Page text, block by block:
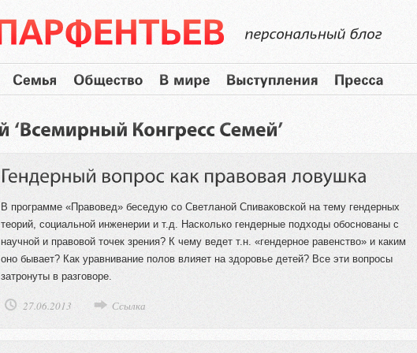
В программе «Правовед» беседую со Светланой Спиваковской на тему гендерных
теорий, социальной инженерии и т.д. Насколько гендерные подходы обоснованы с
научной и правовой точек зрения? К чему ведет т.н. «гендерное равенство» и каким
оно бывает? Как уравнивание полов влияет на здоровье детей? Все эти вопросы
затронуты в разговоре.
27.06.2013 Ссылка